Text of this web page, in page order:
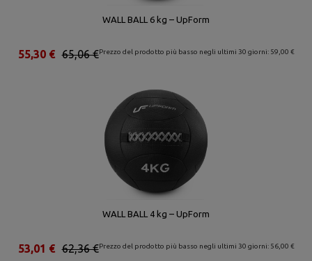
WALL BALL 6 kg – UpForm
Prezzo del prodotto più basso negli ultimi 30 giorni: 59,00 €
65,06 €
55,30 €
WALL BALL 4 kg – UpForm
Prezzo del prodotto più basso negli ultimi 30 giorni: 56,00 €
62,36 €
53,01 €